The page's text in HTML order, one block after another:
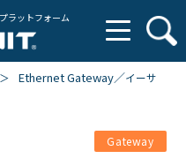
ラットフォーム
＞ Ethernet Gateway／イーサ
Gateway